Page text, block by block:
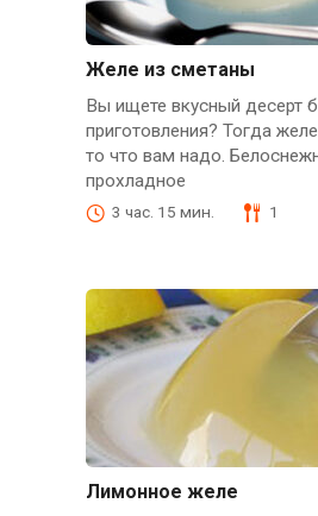
Желе из сметаны
Вы ищете вкусный десерт
приготовления? Тогда
то что вам надо.
прохладное
3 час. 15 мин. 1
Лимонное желе